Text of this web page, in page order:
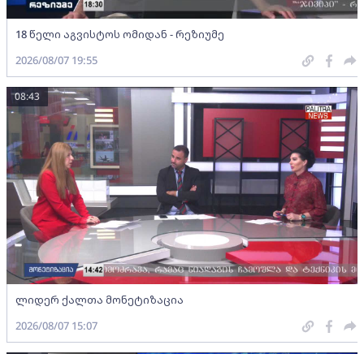
18 წელი აგვისტოს ომიდან - რეზიუმე
2026/08/07 19:55
ლიდერ ქალთა მონეტიზაცია
08:43
2026/08/07 15:07